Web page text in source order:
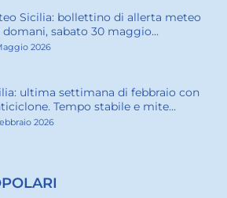
Sicilia: bollettino di allerta meteo
domani, sabato 30 maggio...
2026
ultima settimana di febbraio con
Tempo stabile e mite...
2026